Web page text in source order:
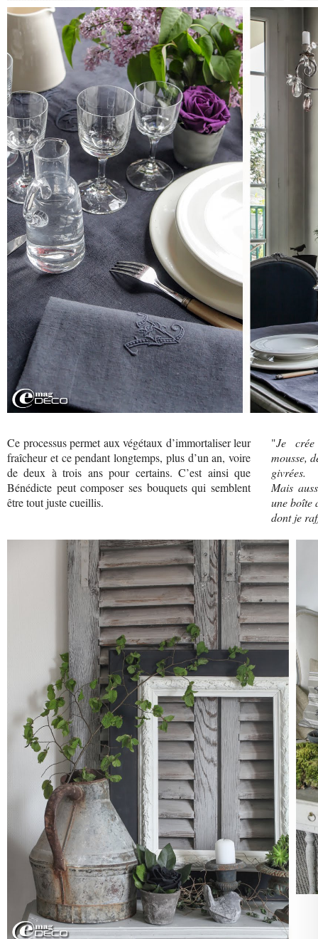
Ce processus permet aux végétaux d’immortaliser leur
fraîcheur et ce pendant longtemps, plus d’un an, voire
de deux à trois ans pour certains. C’est ainsi que
Bénédicte peut composer ses bouquets qui semblent
être tout juste cueillis.
"Je crée
mousse,
givrées.
Mais
une boîte
dont je